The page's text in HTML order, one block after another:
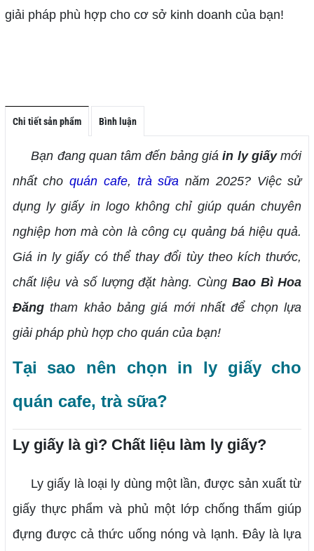
giải pháp phù hợp cho cơ sở kinh doanh của bạn!
Chi tiết sản phẩm Bình luận
Bạn đang quan tâm đến bảng giá in ly giấymới
nhất choquán cafe, trà sữa năm 2025? Việc sử
dụng ly giấy in logo không chỉ giúp quán chuyên
nghiệp hơn mà còn là công cụ quảng bá hiệu quả.
Giá in ly giấy có thể thay đổi tùy theo kích thước,
chất liệu và số lượng đặt hàng. Cùng Bao Bì Hoa
Đăngtham khảo bảng giá mới nhất để chọn lựa
giải pháp phù hợp cho quán của bạn!
Tại sao nên chọn in ly giấy cho
quán cafe, trà sữa?
Ly giấy là gì? Chất liệu làm ly giấy?
Ly giấy là loại ly dùng một lần, được sản xuất từ
giấy thực phẩm và phủ một lớp chống thấm giúp
đựng được cả thức uống nóng và lạnh. Đây là lựa